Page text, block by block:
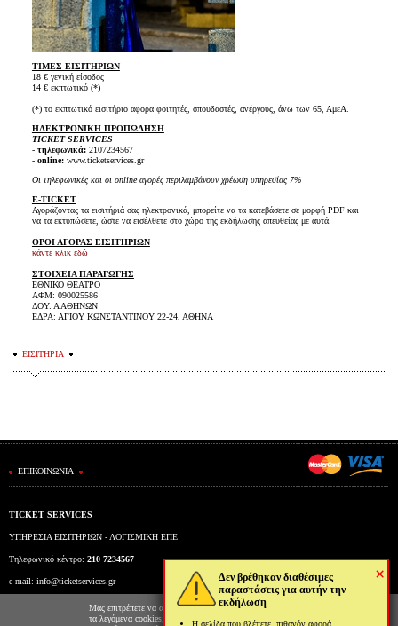
×
Δεν βρέθηκαν διαθέσιμες
παραστάσεις για αυτήν την
εκδήλωση
Η σελίδα που βλέπετε, πιθανόν αφορά
ΤΙΜΕΣ ΕΙΣΙΤΗΡΙΩΝ
18 € γενική είσοδος
14 € εκπτωτικό (*)
(*) το εκπτωτικό εισιτήριο αφορα φοιτητές, σπουδαστές, ανέργους, άνω των 65, ΑμεΑ.
ΗΛΕΚΤΡΟΝΙΚΗ ΠΡΟΠΩΛΗΣΗ
TICKET SERVICES
- τηλεφωνικά:2107234567
- online:www.ticketservices.gr
Οι τηλεφωνικές και οι online αγορές περιλαμβάνουν χρέωση υπηρεσίας 7%
E-TICKET
Αγοράζοντας τα εισιτήριά σας ηλεκτρονικά, μπορείτε να τα κατεβάσετε σε μορφή PDF και
να τα εκτυπώσετε, ώστε να εισέλθετε στο χώρο της εκδήλωσης απευθείας με αυτά.
ΟΡΟΙ ΑΓΟΡΑΣ ΕΙΣΙΤΗΡΙΩΝ
κάντε κλικ εδώ
ΣΤΟΙΧΕΙΑ ΠΑΡΑΓΩΓΗΣ
ΕΘΝΙΚΟ ΘΕΑΤΡΟ
ΑΦΜ: 090025586
ΔΟΥ: Α ΑΘΗΝΩΝ
ΕΔΡΑ: ΑΓΙΟΥ ΚΩΝΣΤΑΝΤΙΝΟΥ 22-24, ΑΘΗΝΑ
ΕΙΣΙΤΗΡΙΑ
ΕΠΙΚΟΙΝΩΝΙΑ
TICKET SERVICES
ΥΠΗΡΕΣΙΑ ΕΙΣΙΤΗΡΙΩΝ - ΛΟΓΙΣΜΙΚΗ ΕΠΕ
Τηλεφωνικό κέντρο: 210 7234567
e-mail: info@ticketservices.gr
Εκδοτήριο: Πανεπιστημίου 39 (Στοά Πεσμαζόγλου), Αθήνα
Μας επιτρέπετε να αποθηκεύουμε στον φυλλομετρητή σας
τα λεγόμενα cookies; Με αυτόν τον τρόπο θα